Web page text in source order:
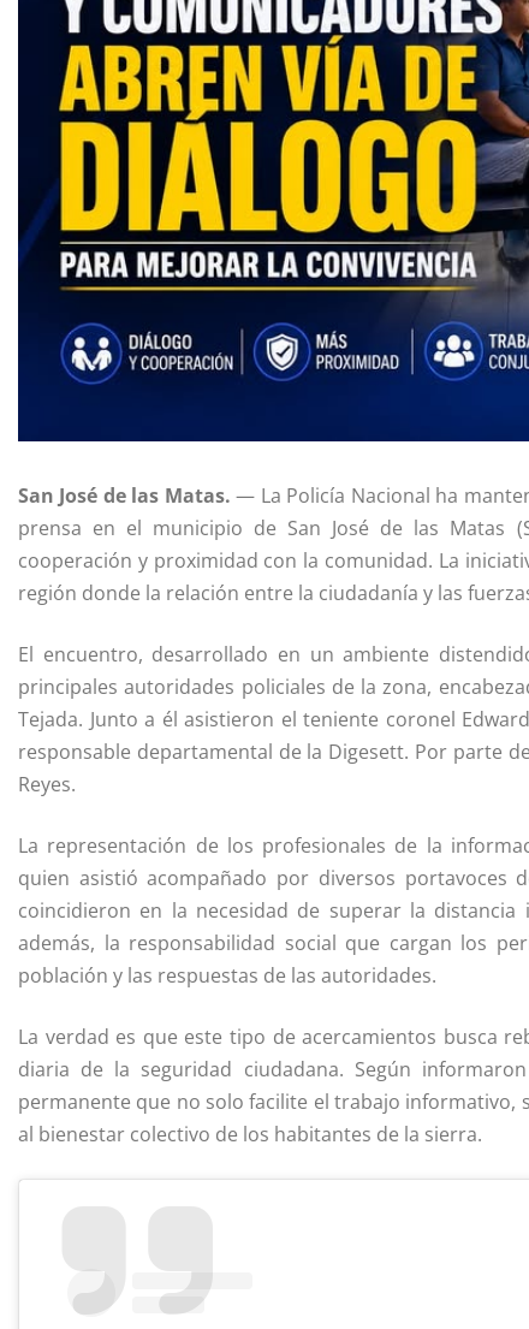
San José de las Matas. — La Policía Nacional ha
prensa en el municipio de San José de las Matas
cooperación y proximidad con la comunidad. La
región donde la relación entre la ciudadanía y las
El encuentro, desarrollado en un ambiente
principales autoridades policiales de la zona,
Tejada. Junto a él asistieron el teniente coronel
responsable departamental de la Digesett. Por parte
Reyes.
La representación de los profesionales de la
quien asistió acompañado por diversos portavoces
coincidieron en la necesidad de superar la
además, la responsabilidad social que cargan los
población y las respuestas de las autoridades.
La verdad es que este tipo de acercamientos busca
diaria de la seguridad ciudadana. Según
permanente que no solo facilite el trabajo
al bienestar colectivo de los habitantes de la sierra.